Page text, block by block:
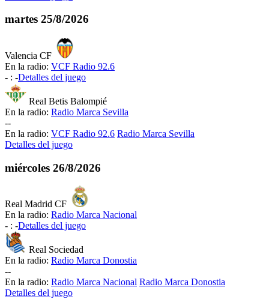
martes 25/8/2026
Valencia CF
En la radio: VCF Radio 92.6
- : -Detalles del juego
Real Betis Balompié
En la radio: Radio Marca Sevilla
--
En la radio: VCF Radio 92.6 Radio Marca Sevilla
Detalles del juego
miércoles 26/8/2026
Real Madrid CF
En la radio: Radio Marca Nacional
- : -Detalles del juego
Real Sociedad
En la radio: Radio Marca Donostia
--
En la radio: Radio Marca Nacional Radio Marca Donostia
Detalles del juego